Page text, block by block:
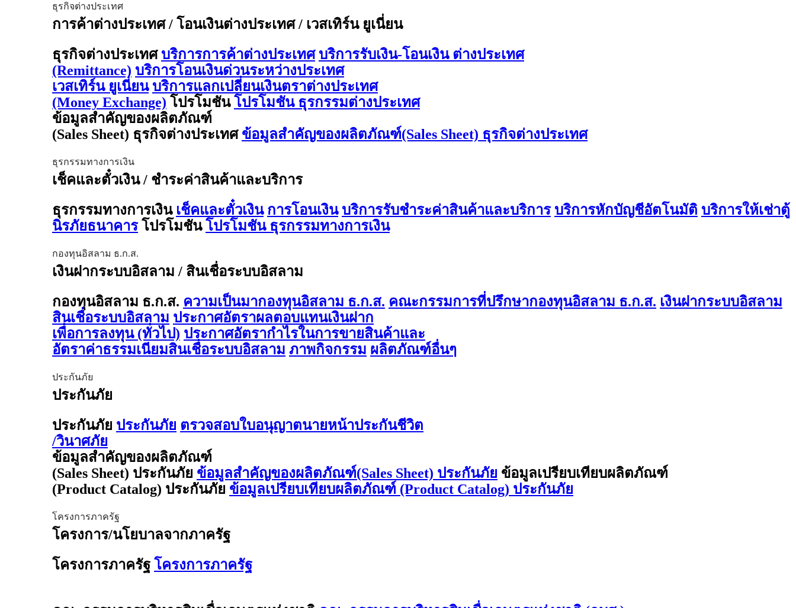
ธุรกิจต่างประเทศ
การค้าต่างประเทศ / โอนเงินต่างประเทศ / เวสเทิร์น ยูเนี่ยน
ธุรกิจต่างประเทศ บริการการค้าต่างประเทศ บริการรับเงิน-โอนเงิน ต่างประเทศ
(Remittance) บริการโอนเงินด่วนระหว่างประเทศ
เวสเทิร์น ยูเนี่ยน บริการแลกเปลี่ยนเงินตราต่างประเทศ
(Money Exchange) โปรโมชัน โปรโมชัน ธุรกรรมต่างประเทศ
ข้อมูลสำคัญของผลิตภัณฑ์
(Sales Sheet) ธุรกิจต่างประเทศ ข้อมูลสำคัญของผลิตภัณฑ์(Sales Sheet) ธุรกิจต่างประเทศ
ธุรกรรมทางการเงิน
เช็คและตั๋วเงิน / ชำระค่าสินค้าและบริการ
ธุรกรรมทางการเงิน เช็คและตั๋วเงิน การโอนเงิน บริการรับชำระค่าสินค้าและบริการ บริการหักบัญชีอัตโนมัติ บริการให้เช่าตู้
นิรภัยธนาคาร โปรโมชัน โปรโมชัน ธุรกรรมทางการเงิน
กองทุนอิสลาม ธ.ก.ส.
เงินฝากระบบอิสลาม / สินเชื่อระบบอิสลาม
กองทุนอิสลาม ธ.ก.ส. ความเป็นมากองทุนอิสลาม ธ.ก.ส. คณะกรรมการที่ปรึกษากองทุนอิสลาม ธ.ก.ส. เงินฝากระบบอิสลาม
สินเชื่อระบบอิสลาม ประกาศอัตราผลตอบแทนเงินฝาก
เพื่อการลงทุน (ทั่วไป) ประกาศอัตรากำไรในการขายสินค้าและ
อัตราค่าธรรมเนียมสินเชื่อระบบอิสลาม ภาพกิจกรรม ผลิตภัณฑ์อื่นๆ
ประกันภัย
ประกันภัย
ประกันภัย ประกันภัย ตรวจสอบใบอนุญาตนายหน้าประกันชีวิต
/วินาศภัย
ข้อมูลสำคัญของผลิตภัณฑ์
(Sales Sheet) ประกันภัย ข้อมูลสำคัญของผลิตภัณฑ์(Sales Sheet) ประกันภัย ข้อมูลเปรียบเทียบผลิตภัณฑ์
(Product Catalog) ประกันภัย ข้อมูลเปรียบเทียบผลิตภัณฑ์ (Product Catalog) ประกันภัย
โครงการภาครัฐ
โครงการ/นโยบาลจากภาครัฐ
โครงการภาครัฐ โครงการภาครัฐ